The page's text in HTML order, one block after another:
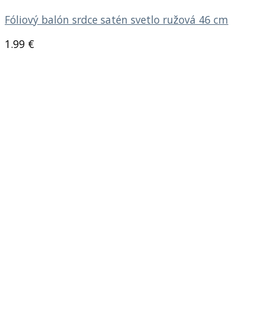
Fóliový balón srdce satén svetlo ružová 46 cm
1.99 €